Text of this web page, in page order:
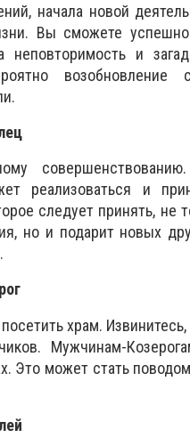
начала новой
Вы сможете
и
возобновление
реализоваться и
следует принять, не
но и подарит новых
храм.
Мужчинам-
Это может стать